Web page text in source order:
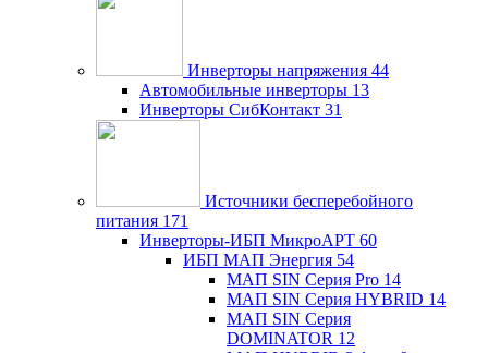
Инверторы напряжения 44
Автомобильные инверторы 13
Инверторы СибКонтакт 31
Источники бесперебойного
питания 171
Инверторы-ИБП МикроАРТ 60
ИБП МАП Энергия 54
МАП SIN Серия Pro 14
МАП SIN Серия HYBRID 14
МАП SIN Серия
DOMINATOR 12